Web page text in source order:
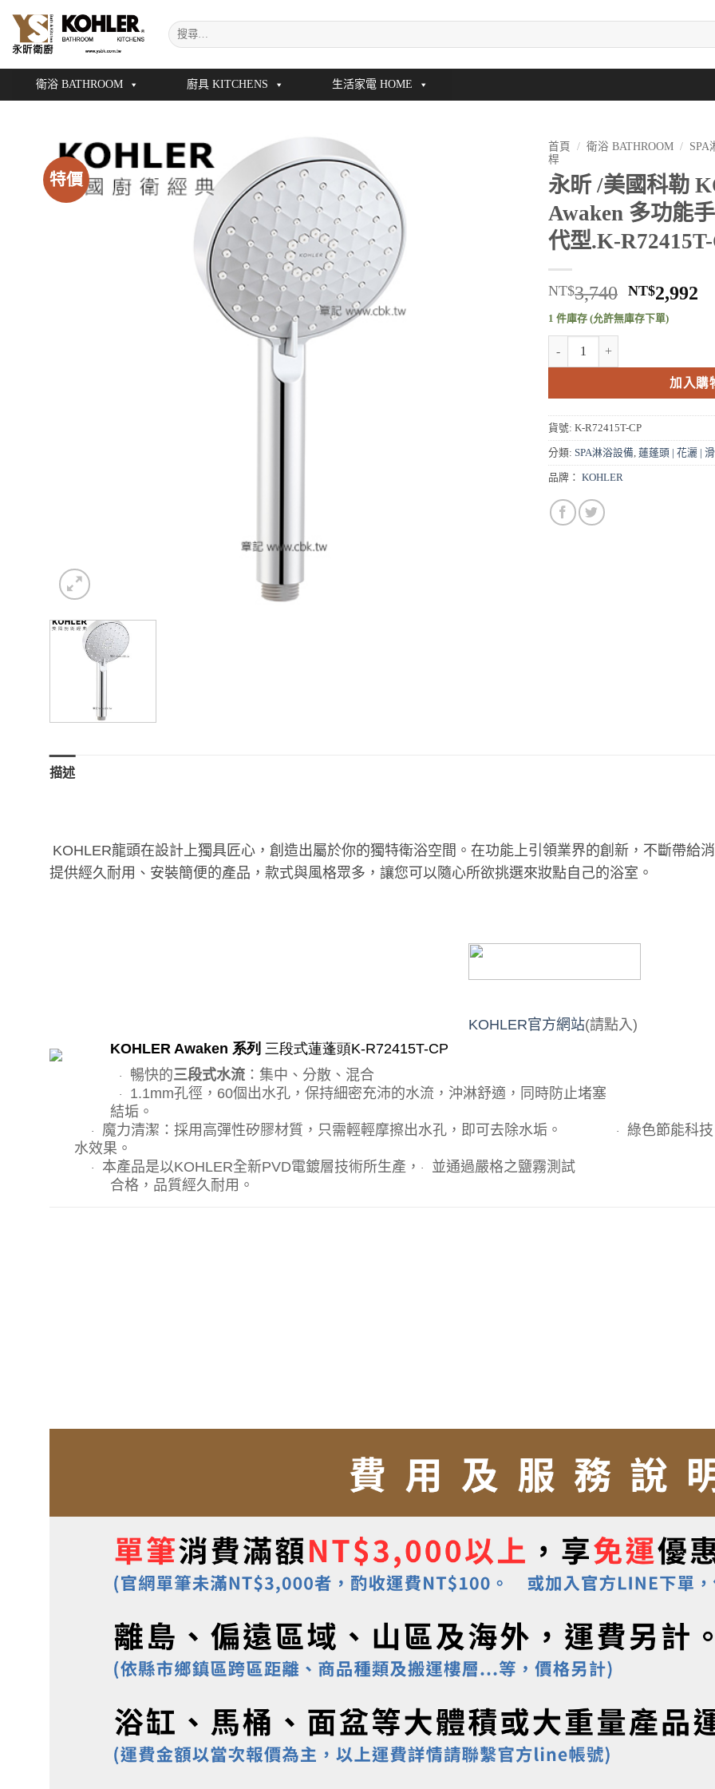
content
搜
尋
衛浴 BATHROOM 廚具 KITCHENS 生活家電 HOME
特價
首頁 / 衛浴 BATHROOM / SPA
桿
永昕 /美國科勒
Awaken 多功能
代型.K-
NT$3,740 原
始
價
NT$3,740
NT$2,992
1 件庫存 (允許無庫存下單)
加入購
貨號: K-R72415T-CP
分類: SPA淋浴設備 蓮蓬頭 | 花灑 |
品牌： KOHLER
描述
KOHLER龍頭在設計上獨具匠心，創造出屬於你的獨特衛浴空間。在功能上引領業界的創新，不斷帶給
提供經久耐用、安裝簡便的產品，款式與風格眾多，讓您可以隨心所欲挑選來妝點自己的浴室。
KOHLER官方網站(請點入)
KOHLER Awaken系列 三段式蓮蓬頭K-R72415T-CP
· 暢快的三段式水流：集中、分散、混合
· 1.1mm孔徑， 60個出水孔，保持細密充沛的水流，沖淋舒適，同時防止堵塞
結垢。
· 魔力清潔：採用高彈性矽膠材質，只需輕輕摩擦出水孔，即可去除水垢。 ·
綠色節能科
水效果。
· 本產品是以KOHLER全新PVD電鍍層技術所生產， ·
並通過嚴格之鹽霧測試
合格，品質經久耐用。